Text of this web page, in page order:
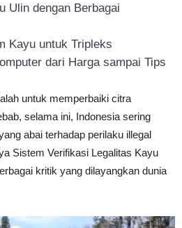
Ulin dengan Berbagai
Kayu untuk Tripleks
dari Harga sampai Tips
untuk memperbaiki citra
selama ini, Indonesia sering
abai terhadap perilaku illegal
Sistem Verifikasi Legalitas Kayu
kritik yang dilayangkan dunia